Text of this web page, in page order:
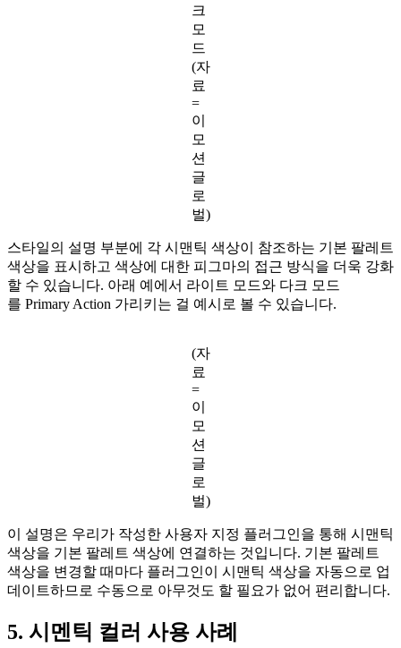
크
모
드
(자
료
=
이
모
션
글
로
벌)
스타일의 설명 부분에 각 시맨틱 색상이 참조하는 기본 팔레트
색상을 표시하고 색상에 대한 피그마의 접근 방식을 더욱 강화
할 수 있습니다. 아래 예에서 라이트 모드와 다크 모드
를 Primary Action 가리키는 걸 예시로 볼 수 있습니다.
(자
료
=
이
모
션
글
로
벌)
이 설명은 우리가 작성한 사용자 지정 플러그인을 통해 시맨틱
색상을 기본 팔레트 색상에 연결하는 것입니다. 기본 팔레트
색상을 변경할 때마다 플러그인이 시맨틱 색상을 자동으로 업
데이트하므로 수동으로 아무것도 할 필요가 없어 편리합니다.
5. 시멘틱 컬러 사용 사례